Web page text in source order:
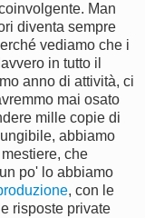
Man
diventa sempre
vediamo che i
in tutto il
anno di attività, ci
mai osato
mille copie di
abbiamo
che
po' lo abbiamo
, con le
risposte private